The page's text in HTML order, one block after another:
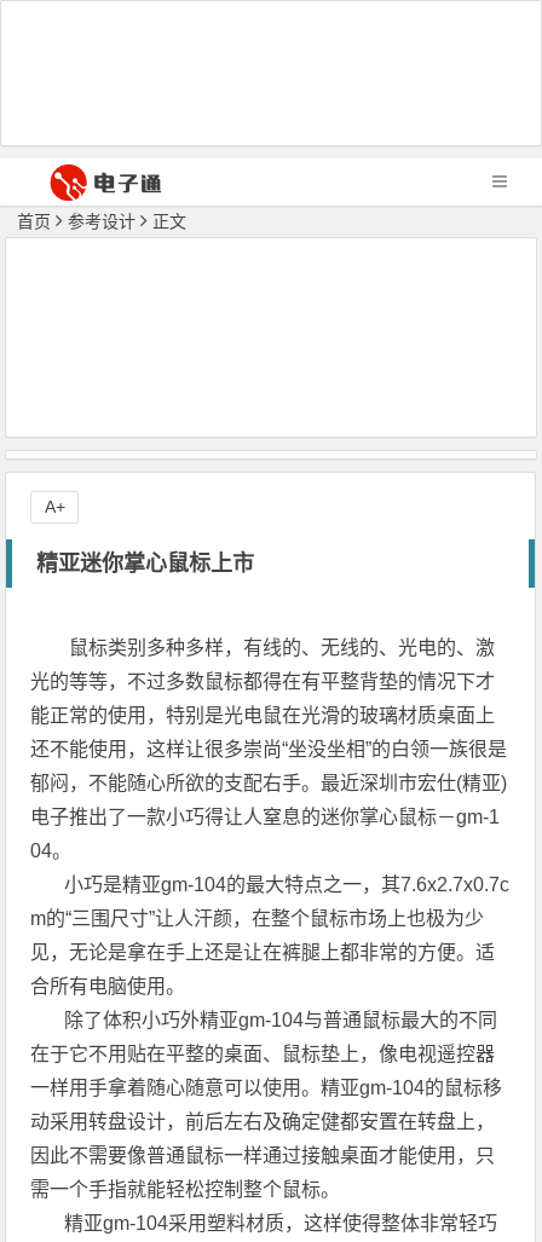
首页 参考设计 正文
精亚迷你掌心鼠标上市
鼠标类别多种多样，有线的、无线的、光电的、激
光的等等，不过多数鼠标都得在有平整背垫的情况下才
能正常的使用，特别是光电鼠在光滑的玻璃材质桌面上
还不能使用，这样让很多崇尚“坐没坐相”的白领一族很是
郁闷，不能随心所欲的支配右手。最近深圳市宏仕(精亚)
电子推出了一款小巧得让人窒息的迷你掌心鼠标－gm-1
04。
小巧是精亚gm-104的最大特点之一，其7.6x2.7x0.7c
m的“三围尺寸”让人汗颜，在整个鼠标市场上也极为少
见，无论是拿在手上还是让在裤腿上都非常的方便。适
合所有电脑使用。
除了体积小巧外精亚gm-104与普通鼠标最大的不同
在于它不用贴在平整的桌面、鼠标垫上，像电视遥控器
一样用手拿着随心随意可以使用。精亚gm-104的鼠标移
动采用转盘设计，前后左右及确定健都安置在转盘上，
因此不需要像普通鼠标一样通过接触桌面才能使用，只
需一个手指就能轻松控制整个鼠标。
精亚gm-104采用塑料材质，这样使得整体非常轻巧
A+